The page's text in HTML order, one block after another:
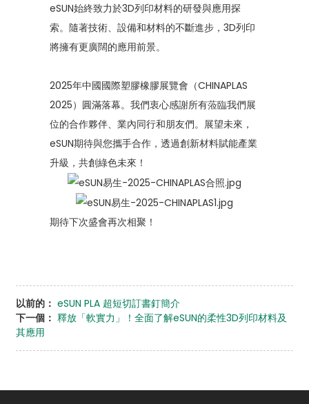
eSUN始終致力於3D列印材料的研發與應用探
索。隨著技術、設備和材料的不斷進步，3D列印
將擁有更廣闊的應用前景。
2025年中國國際塑膠橡膠展覽會（CHINAPLAS
2025）圓滿落幕。我們衷心感謝所有蒞臨我們展
位的合作夥伴、業內同行和朋友們。展望未來，
eSUN期待與您攜手合作，透過創新材料賦能產業
升級，共創綠色未來！
期待下次盛會再次相聚！
以前的： eSUN PLA 超短切訂書釘簡介
下一個： 釋放「軟實力」！全面了解eSUN的柔性3D列印材料及
其應用